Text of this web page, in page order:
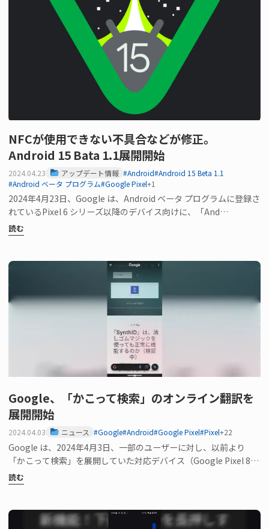
NFCが使用できない不具合などが修正。
Android 15 Bata 1.1展開開始
2024.04.23 アップデート情報 #Android#Android 15 Beta 1.1
#Android ベータ プログラム#Google Pixel+1
2024年4月23日、Google は、Android ベータ プログラムに登録さ
れているPixel 6 シリーズ以降のデバイス向けに、「And…
読む
Google、「かこって検索」のオンライン翻訳を
展開開始
2024.04.03 ニュース #Google#Android#Google Pixel#Pixel+22
Google は、2024年4月3日、一部のユーザーに対し、以前より
「かこって検索」を展開していた対応デバイス（Google Pixel 8、
P…
読む